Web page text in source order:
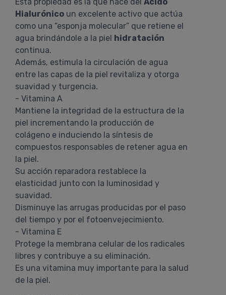
Hialurónico un excelente activo que actúa
como una “esponja molecular” que retiene el
agua brindándole a la piel hidratación
continua.
Además, estimula la circulación de agua
entre las capas de la piel revitaliza y otorga
suavidad y turgencia.
- Vitamina A
Mantiene la integridad de la estructura de la
piel incrementando la producción de
colágeno e induciendo la síntesis de
compuestos responsables de retener agua en
la piel.
Su acción reparadora restablece la
elasticidad junto con la luminosidad y
suavidad.
Disminuye las arrugas producidas por el paso
del tiempo y por el fotoenvejecimiento.
- Vitamina E
Protege la membrana celular de los radicales
libres y contribuye a su eliminación.
Es una vitamina muy importante para la salud
de la piel.